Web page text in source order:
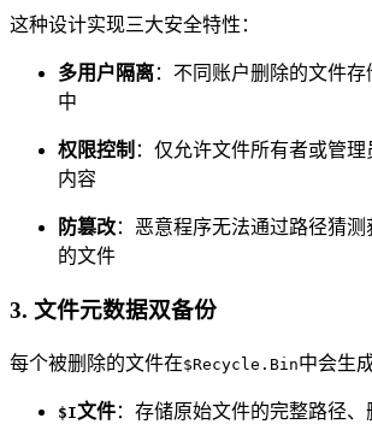
这种设计实现三大安全特性：
多用户隔离：不同账户删除的文件
中
权限控制 ：仅允许文件所有者或管
内容
防篡改：恶意程序无法通过路径猜
的文件
3. 文件元数据双备份
每个被删除的文件在$Recycle.Bin中会生
$I文件：存储原始文件的完整路径